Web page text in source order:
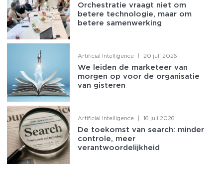
Orchestratie vraagt niet om
betere technologie, maar om
betere samenwerking
Artificial Intelligence 20 juli 2026
We leiden de marketeer van
morgen op voor de organisatie
van gisteren
Artificial Intelligence 16 juli 2026
De toekomst van search: minder
controle, meer
verantwoordelijkheid